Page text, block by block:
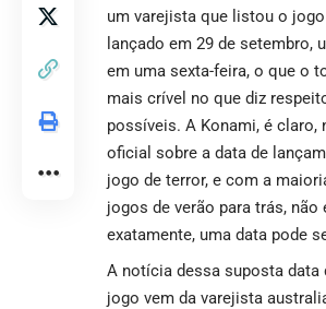
um varejista que listou o
lançado em 29 de setembro,
em uma sexta-feira, o que o
mais crível no que diz
possíveis. A Konami, é claro,
oficial sobre a data de
jogo de terror, e com a
jogos de verão para trás, não
exatamente, uma data pode
A notícia dessa suposta data
jogo vem da varejista